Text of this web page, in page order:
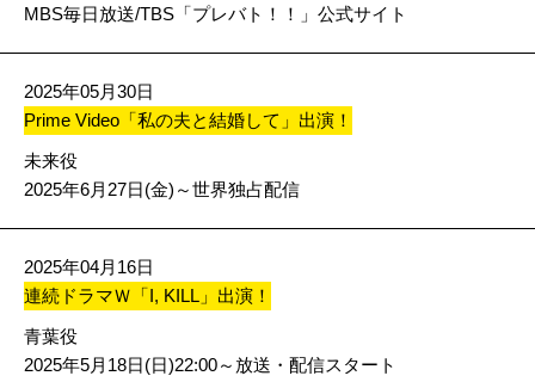
MBS毎日放送/TBS「プレバト！！」公式サイト
2025年05月30日
Prime Video「私の夫と結婚して」出演！
未来役
2025年6月27日(金)～世界独占配信
2025年04月16日
連続ドラマＷ「I, KILL」出演！
青葉役
2025年5月18日(日)22:00～放送・配信スタート